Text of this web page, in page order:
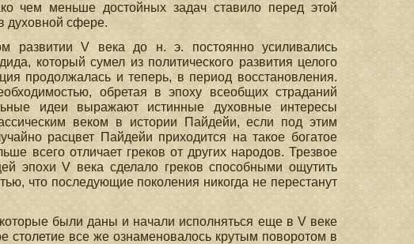
чем меньше достойных задач ставило перед этой
духовной сфере.
развитии V века до н. э. постоянно усиливались
который сумел из политического развития целого
продолжалась и теперь, в период восстановления.
обретая в эпоху всеобщих страданий
идеи выражают истинные духовные интересы
веком в истории Пайдейи, если под этим
расцвет Пайдейи приходится на такое богатое
всего отличает греков от других народов. Трезвое
эпохи V века сделало греков способными ощутить
что последующие поколения никогда не перестанут
были даны и начали исполняться еще в V веке
все же ознаменовалось крутым поворотом в